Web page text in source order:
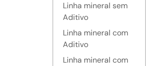
Linha mineral sem
Aditivo
Linha mineral com
Aditivo
Linha mineral com